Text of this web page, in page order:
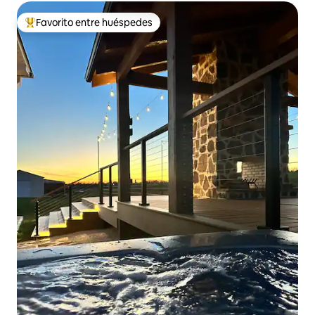
Favorito entre los huéspedes más destacados
Favorito entre huéspedes